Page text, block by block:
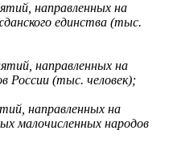
направленных на
единства (тыс.
направленных на
России (тыс. человек);
направленных на
малочисленных народов